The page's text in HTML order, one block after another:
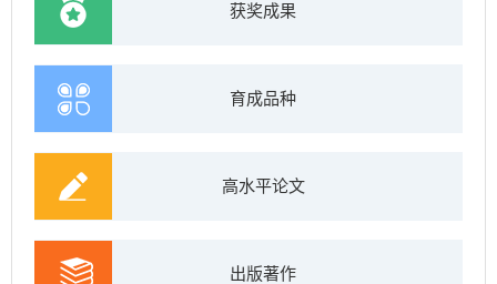
获奖成果
育成品种
高水平论文
出版著作